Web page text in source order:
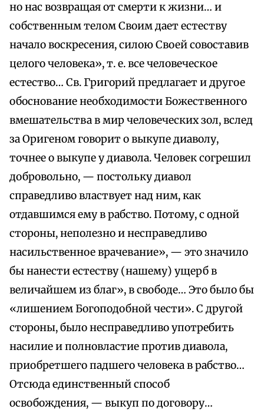
но нас возвращая от смерти к жизни… и
собственным телом Своим дает естеству
начало воскресения, силою Своей совоставив
целого человека», т. е. все человеческое
естество… Св. Григорий предлагает и другое
обоснование необходимости Божественного
вмешательства в мир человеческих зол, вслед
за Оригеном говорит о выкупе диаволу,
точнее о выкупе у диавола. Человек согрешил
добровольно, — постольку диавол
справедливо властвует над ним, как
отдавшимся ему в рабство. Потому, с одной
стороны, неполезно и несправедливо
насильственное врачевание», — это значило
бы нанести естеству (нашему) ущерб в
величайшем из благ», в свободе… Это было бы
«лишением Богоподобной чести». С другой
стороны, было несправедливо употребить
насилие и полновластие против диавола,
приобретшего падшего человека в рабство…
Отсюда единственный способ
освобождения, — выкуп по договору…